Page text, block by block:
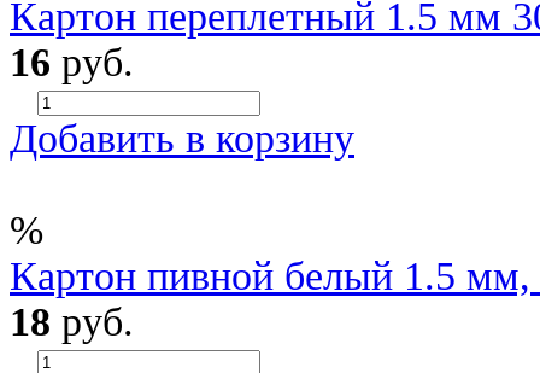
Картон переплетный 1.5 мм
16 руб.
Добавить в корзину
%
Картон пивной белый 1.5
18 руб.